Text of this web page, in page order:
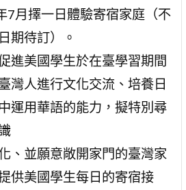
7月擇一日體驗寄宿家庭（不
期待訂）。
進美國學生於在臺學習期間
灣人進行文化交流、培養日
運用華語的能力，擬特別尋
、並願意敞開家門的臺灣家
供美國學生每日的寄宿接